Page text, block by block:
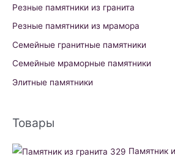
Резные памятники из гранита
Резные памятники из мрамора
Семейные гранитные памятники
Семейные мраморные памятники
Элитные памятники
Товары
Памятник